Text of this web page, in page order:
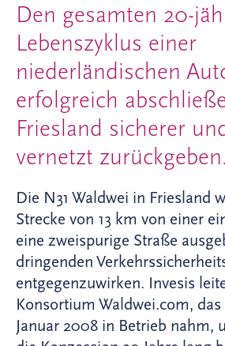
Den gesamten 20-
Lebenszyklus einer
niederländischen
erfolgreich
Friesland sicherer
vernetzt zurückgeben.
Die N31 Waldwei in Friesland
Strecke von 13 km von einer
eine zweispurige Straße
dringenden
entgegenzuwirken. Invesis
Konsortium Waldwei.com,
Januar 2008 in Betrieb nahm,